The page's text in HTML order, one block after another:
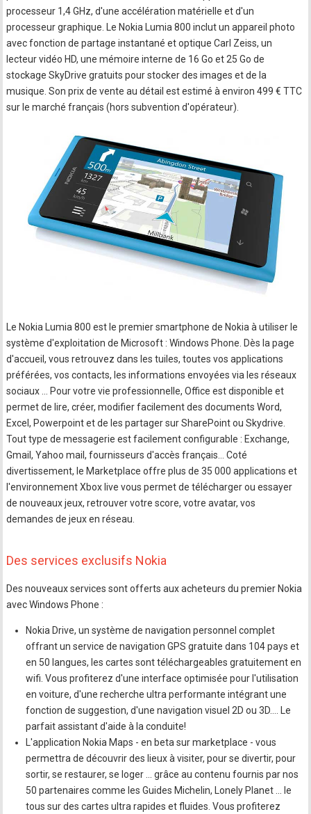
processeur 1,4 GHz, d'une accélération matérielle et d'un
processeur graphique. Le Nokia Lumia 800 inclut un appareil photo
avec fonction de partage instantané et optique Carl Zeiss, un
lecteur vidéo HD, une mémoire interne de 16 Go et 25 Go de
stockage SkyDrive gratuits pour stocker des images et de la
musique. Son prix de vente au détail est estimé à environ 499 € TTC
sur le marché français (hors subvention d'opérateur).
Le Nokia Lumia 800 est le premier smartphone de Nokia à utiliser le
système d'exploitation de Microsoft : Windows Phone. Dès la page
d'accueil, vous retrouvez dans les tuiles, toutes vos applications
préférées, vos contacts, les informations envoyées via les réseaux
sociaux … Pour votre vie professionnelle, Office est disponible et
permet de lire, créer, modifier facilement des documents Word,
Excel, Powerpoint et de les partager sur SharePoint ou Skydrive.
Tout type de messagerie est facilement configurable : Exchange,
Gmail, Yahoo mail, fournisseurs d'accès français… Coté
divertissement, le Marketplace offre plus de 35 000 applications et
l'environnement Xbox live vous permet de télécharger ou essayer
de nouveaux jeux, retrouver votre score, votre avatar, vos
demandes de jeux en réseau.
Des services exclusifs Nokia
Des nouveaux services sont offerts aux acheteurs du premier Nokia
avec Windows Phone :
Nokia Drive, un système de navigation personnel complet
offrant un service de navigation GPS gratuite dans 104 pays et
en 50 langues, les cartes sont téléchargeables gratuitement en
wifi. Vous profiterez d'une interface optimisée pour l'utilisation
en voiture, d'une recherche ultra performante intégrant une
fonction de suggestion, d'une navigation visuel 2D ou 3D…. Le
parfait assistant d'aide à la conduite!
L'application Nokia Maps - en beta sur marketplace - vous
permettra de découvrir des lieux à visiter, pour se divertir, pour
sortir, se restaurer, se loger … grâce au contenu fournis par nos
50 partenaires comme les Guides Michelin, Lonely Planet … le
tous sur des cartes ultra rapides et fluides. Vous profiterez